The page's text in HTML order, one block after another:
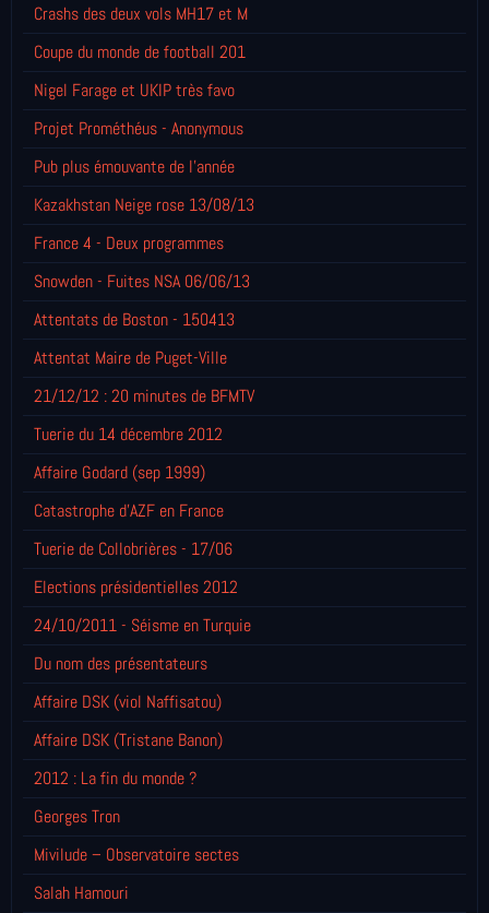
Crashs des deux vols MH17 et M
Coupe du monde de football 201
Nigel Farage et UKIP très favo
Projet Prométhéus - Anonymous
Pub plus émouvante de l'année
Kazakhstan Neige rose 13/08/13
France 4 - Deux programmes
Snowden - Fuites NSA 06/06/13
Attentats de Boston - 150413
Attentat Maire de Puget-Ville
21/12/12 : 20 minutes de BFMTV
Tuerie du 14 décembre 2012
Affaire Godard (sep 1999)
Catastrophe d'AZF en France
Tuerie de Collobrières - 17/06
Elections présidentielles 2012
24/10/2011 - Séisme en Turquie
Du nom des présentateurs
Affaire DSK (viol Naffisatou)
Affaire DSK (Tristane Banon)
2012 : La fin du monde ?
Georges Tron
Mivilude – Observatoire sectes
Salah Hamouri